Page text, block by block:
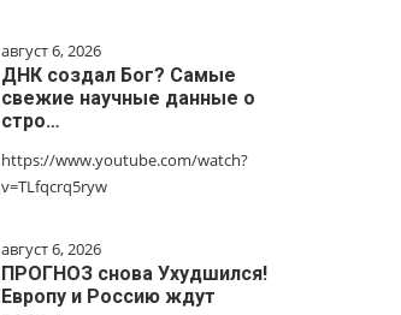
август 6, 2026
ДНК создал Бог? Самые
свежие научные данные о
стро…
https://www.youtube.com/watch?
v=TLfqcrq5ryw
август 6, 2026
ПРОГНОЗ снова Ухудшился!
Европу и Россию ждут